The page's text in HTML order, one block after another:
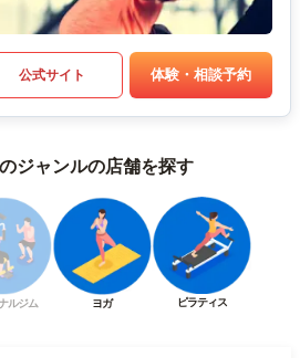
公式サイト 体験・相談予約
ジャンルの店舗を探す
ルジム ヨガ ピラティス